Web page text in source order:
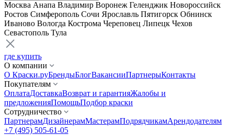
Москва Анапа Владимир Воронеж Геленджик Новороссийск
Ростов Симферополь Сочи Ярославль Пятигорск Обнинск
Иваново Вологда Кострома Череповец Липецк Чехов
Севастополь Тула
где купить
О компании
О Краски.руБрендыБлогВакансииПартнерыКонтакты
Покупателям
ОплатаДоставкаВозврат и гарантияЖалобы и
предложенияПомощьПодбор краски
Сотрудничество
ПартнерамДизайнерамМастерамПодрядчикамАрендодателям
+7 (495) 505-61-05